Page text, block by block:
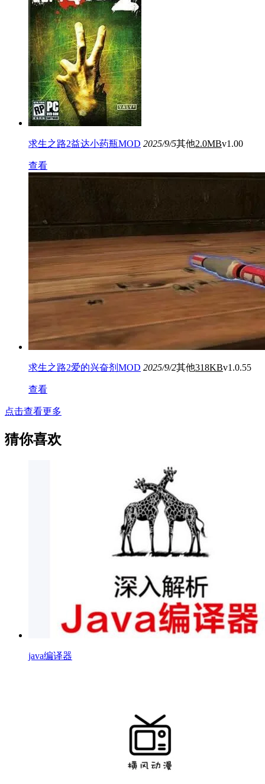
求生之路2益达小药瓶MOD 2025/9/5其他2.0MBv1.00
查看
求生之路2爱的兴奋剂MOD 2025/9/2其他318KBv1.0.55
查看
点击查看更多
猜你喜欢
java编译器